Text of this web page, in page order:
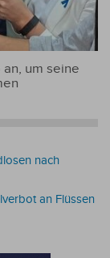
um seine
nach
an Flüssen